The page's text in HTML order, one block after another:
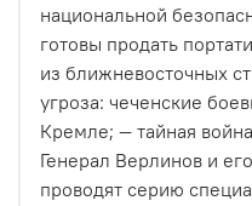
национальной
готовы продать
из ближневосточных
угроза: чеченские
Кремле; — тайная
Генерал Верлинов и
проводят серию